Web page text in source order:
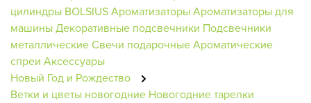
цилиндры BOLSIUSАроматизаторыАроматизаторы для
машиныДекоративные подсвечники Подсвечники
металлическиеСвечи подарочныеАроматические
спреи Аксессуары
Новый Год и Рождество
Ветки и цветы новогодние Новогодние тарелки